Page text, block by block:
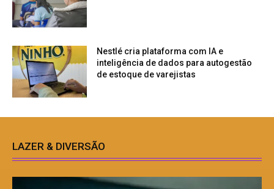
Nestlé cria plataforma com IA e
inteligência de dados para autogestão
de estoque de varejistas
LAZER & DIVERSÃO